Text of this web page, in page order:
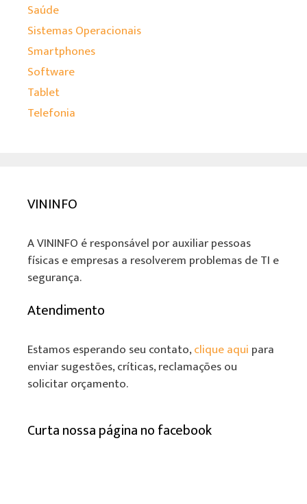
Saúde
Sistemas Operacionais
Smartphones
Software
Tablet
Telefonia
VININFO
A VININFO é responsável por auxiliar pessoas
físicas e empresas a resolverem problemas de TI e
segurança.
Atendimento
Estamos esperando seu contato,clique aqui para
enviar sugestões, críticas, reclamações ou
solicitar orçamento.
Curta nossa página no facebook